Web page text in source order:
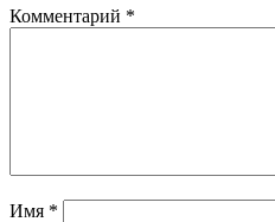
Комментарий *
Имя *